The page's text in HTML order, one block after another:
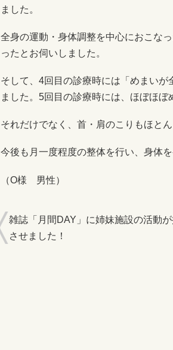
ました。
全身の運動・身体調整を中心におこな
ったとお伺いしました。
そして、4回目の診療時には「めまい
ました。5回目の診療時には、ほぼほぼ
それだけでなく、首・肩のこりもほと
今後も月一度程度の整体を行い、身体
（O様 男性）
雑誌「月間DAY」に姉妹施設の活動
させました！